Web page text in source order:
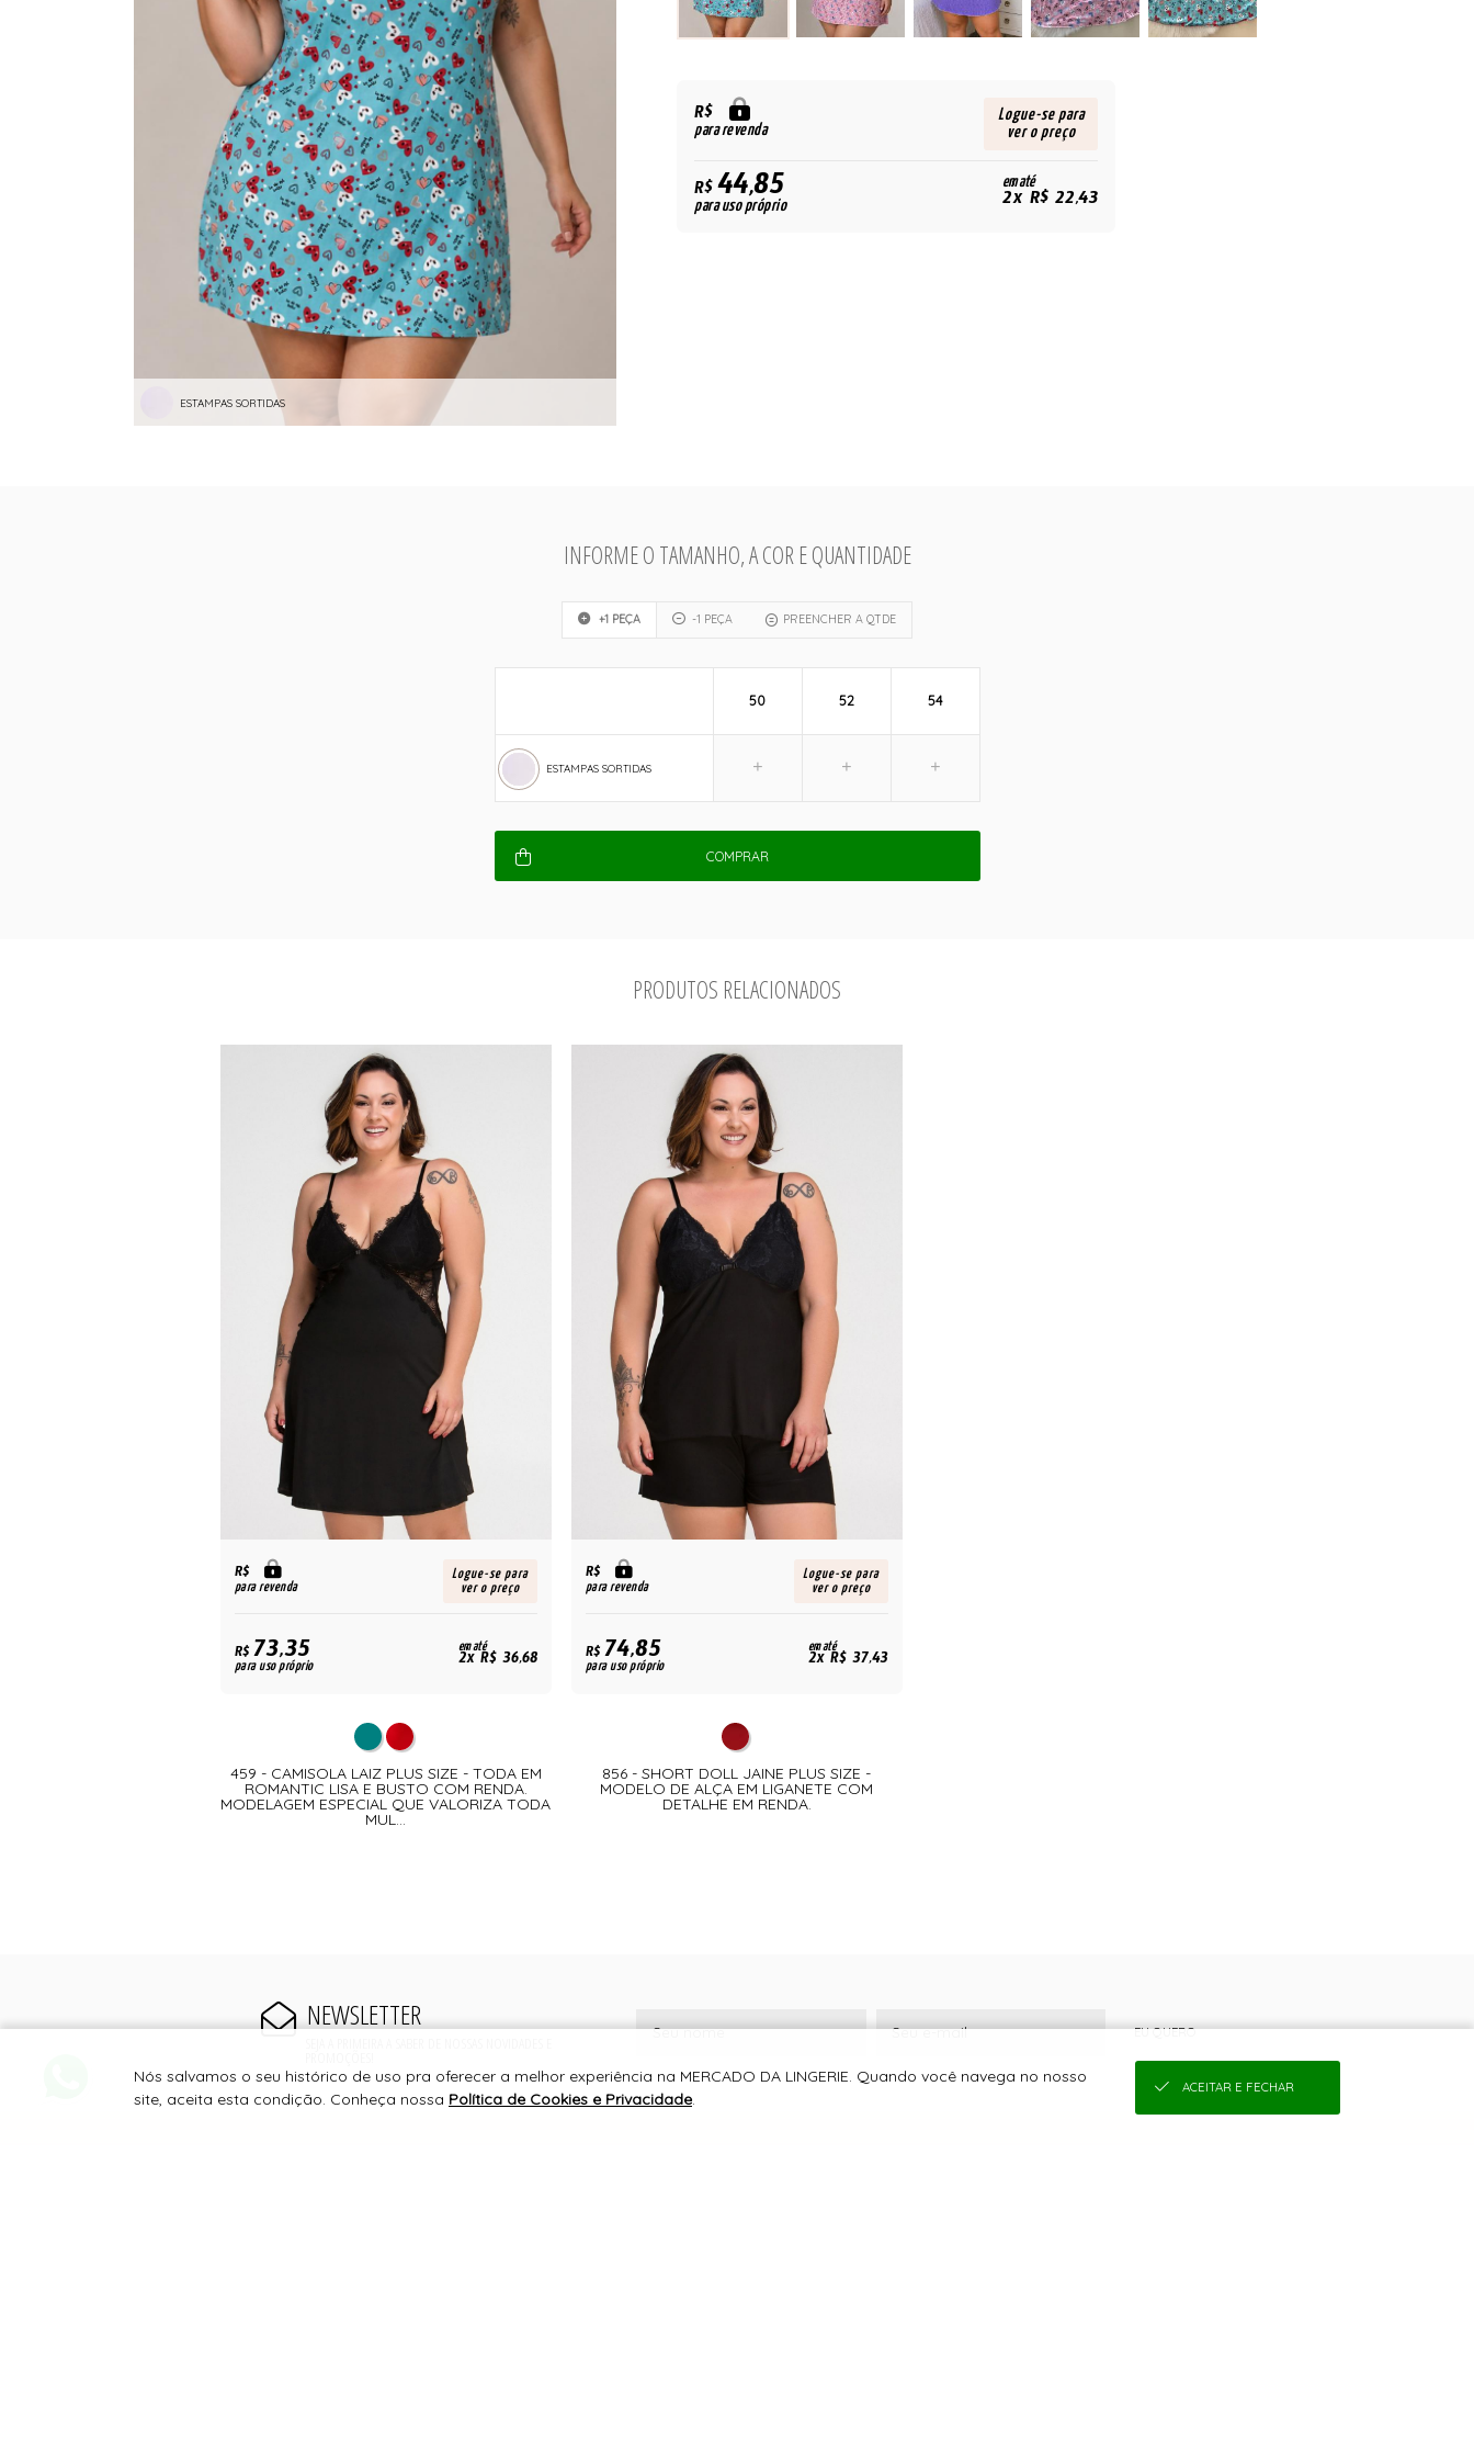
ESTAMPAS SORTIDAS
R$
para revenda
Logue-se para
ver o preço
R$44,85
para uso próprio
em até
2x R$ 22,43
INFORME O TAMANHO, A COR E QUANTIDADE
+1 PEÇA -1 PEÇA PREENCHER A QTDE
ESTAMPAS SORTIDAS
50 52 54
COMPRAR
PRODUTOS RELACIONADOS
R$
para revenda
Logue-se para
ver o preço
R$73,35
para uso próprio
em até
2x R$ 36,68
459 - CAMISOLA LAIZ PLUS SIZE - TODA EM
ROMANTIC LISA E BUSTO COM RENDA.
MODELAGEM ESPECIAL QUE VALORIZA TODA
MUL...
R$
para revenda
Logue-se para
ver o preço
R$74,85
para uso próprio
em até
2x R$ 37,43
856 - SHORT DOLL JAINE PLUS SIZE -
MODELO DE ALÇA EM LIGANETE COM
DETALHE EM RENDA.
NEWSLETTER
EU QUERO
Nós salvamos o seu histórico de uso pra oferecer a melhor experiência na MERCADO DA LINGERIE. Quando você navega no nosso
site, aceita esta condição. Conheça nossa Política de Cookies e Privacidade.
ACEITAR E FECHAR